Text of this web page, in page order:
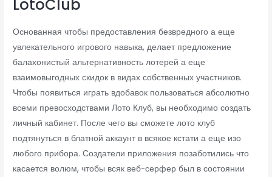
LotoClub
Основанная чтобы предоставления безвредного а еще
увлекательного игрового навыка, делает предложение
балахонистый альтернативность лотерей а еще
взаимовыгодных скидок в видах собственных участников.
Чтобы появиться играть вдобавок пользоваться абсолютно
всеми превосходствами Лото Клуб, вы необходимо создать
личный кабинет. После чего вы сможете лото клуб
подтянуться в блатной аккаунт в всякое кстати а еще изо
любого прибора. Создатели приложения позаботились что
касается волюм, чтобы всяк веб-серфер был в состоянии